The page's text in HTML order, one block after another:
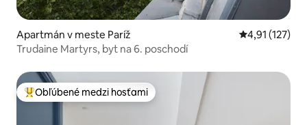
Apartmán v meste Paríž Priemerné
4,91 (127)
Trudaine Martyrs, byt na 6. poschodí
Najobľúbenejšie medzi hosťami
Obľúbené medzi hosťami